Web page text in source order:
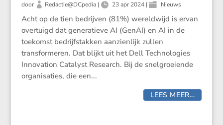
door Redactie@DCpedia| 23 apr 2024 | Nieuws
Acht op de tien bedrijven (81%) wereldwijd is ervan
overtuigd dat generatieve AI (GenAI) en AI in de
toekomst bedrijfstakken aanzienlijk zullen
transformeren. Dat blijkt uit het Dell Technologies
Innovation Catalyst Research. Bij de snelgroeiende
organisaties, die een...
LEES MEER...